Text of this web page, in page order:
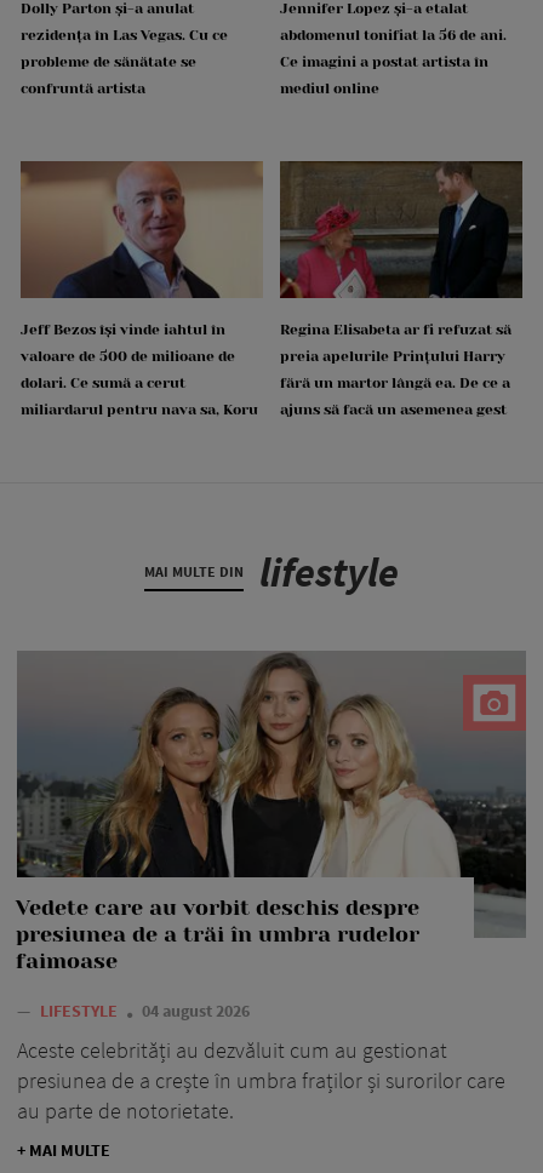
Dolly Parton și-a anulat
rezidența în Las Vegas. Cu ce
probleme de sănătate se
confruntă artista
Jennifer Lopez și-a etalat
abdomenul tonifiat la 56 de ani.
Ce imagini a postat artista în
mediul online
Jeff Bezos își vinde iahtul în
valoare de 500 de milioane de
dolari. Ce sumă a cerut
miliardarul pentru nava sa, Koru
Regina Elisabeta ar fi refuzat să
preia apelurile Prințului Harry
fără un martor lângă ea. De ce a
ajuns să facă un asemenea gest
MAI MULTE DIN lifestyle
Vedete care au vorbit deschis despre
presiunea de a trăi în umbra rudelor
faimoase
— LIFESTYLE 04 august 2026
Aceste celebrități au dezvăluit cum au gestionat
presiunea de a crește în umbra fraților și surorilor care
au parte de notorietate.
+ MAI MULTE